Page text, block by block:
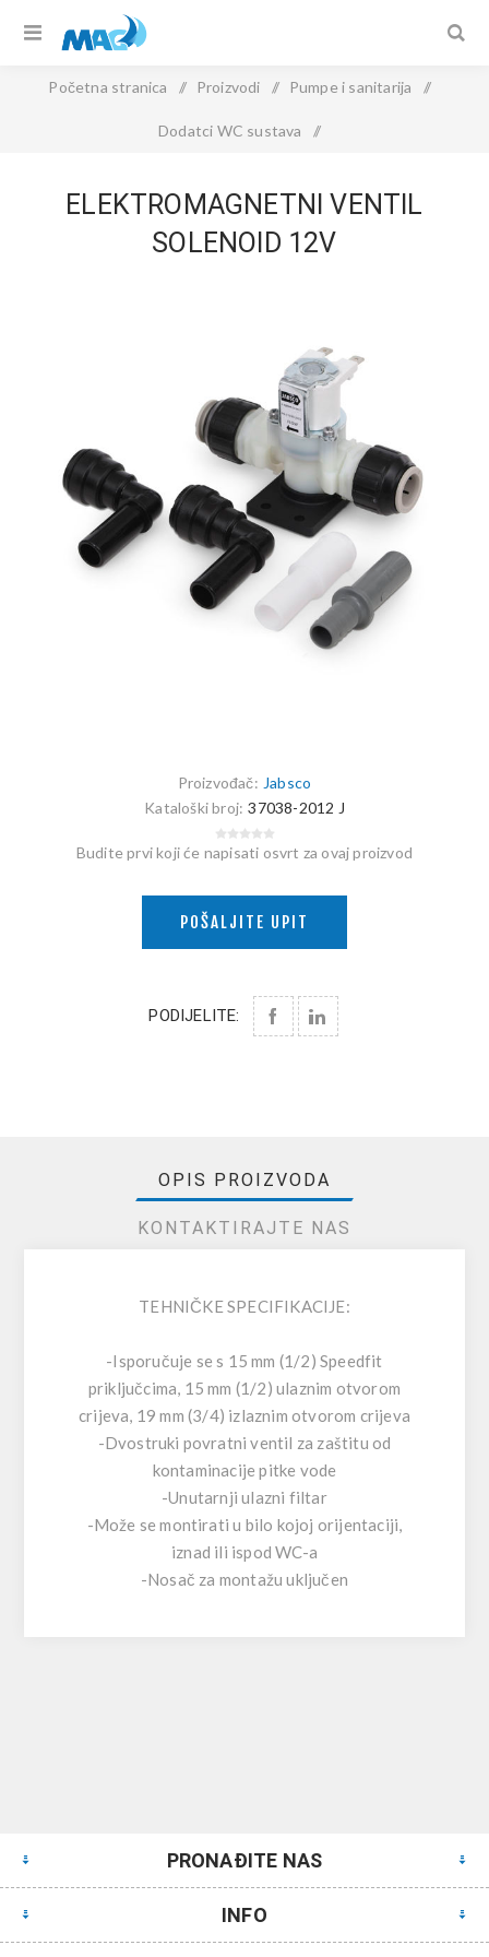
Početna stranica / Proizvodi / Pumpe i sanitarija /
Dodatci WC sustava /
ELEKTROMAGNETNI VENTIL
SOLENOID 12V
Proizvođač: Jabsco
Kataloški broj: 37038-2012 J
Budite prvi koji će napisati osvrt za ovaj proizvod
POŠALJITE UPIT
PODIJELITE:
OPIS PROIZVODA
KONTAKTIRAJTE NAS
TEHNIČKE SPECIFIKACIJE:
-Isporučuje se s 15 mm (1/2) Speedfit
priključcima, 15 mm (1/2) ulaznim otvorom
crijeva, 19 mm (3/4) izlaznim otvorom crijeva
-Dvostruki povratni ventil za zaštitu od
kontaminacije pitke vode
-Unutarnji ulazni filtar
-Može se montirati u bilo kojoj orijentaciji,
iznad ili ispod WC-a
-Nosač za montažu uključen
PRONAĐITE NAS
INFO